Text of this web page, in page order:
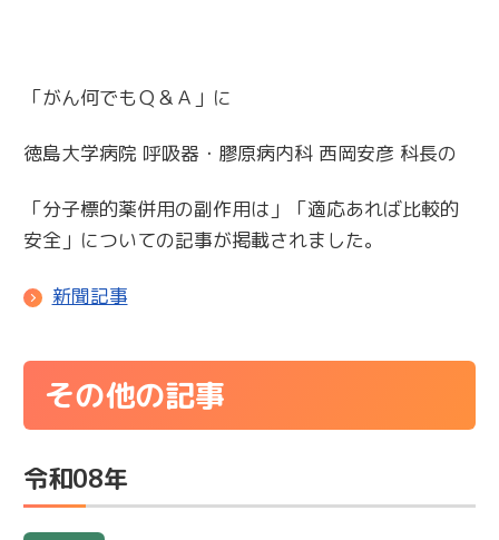
「がん何でもＱ＆Ａ」に
徳島大学病院 呼吸器・膠原病内科 西岡安彦 科長の
「分子標的薬併用の副作用は」「適応あれば比較的
安全」についての記事が掲載されました。
新聞記事
その他の記事
令和08年